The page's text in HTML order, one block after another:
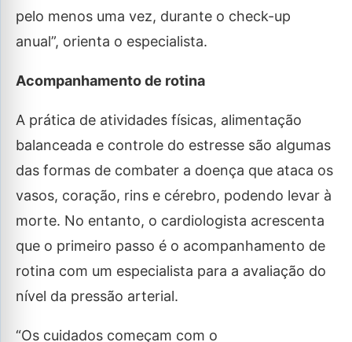
pelo menos uma vez, durante o check-up
anual”, orienta o especialista.
Acompanhamento de rotina
A prática de atividades físicas, alimentação
balanceada e controle do estresse são algumas
das formas de combater a doença que ataca os
vasos, coração, rins e cérebro, podendo levar à
morte. No entanto, o cardiologista acrescenta
que o primeiro passo é o acompanhamento de
rotina com um especialista para a avaliação do
nível da pressão arterial.
“Os cuidados começam com o